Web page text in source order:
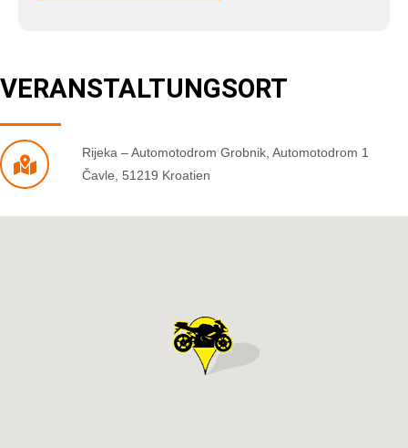
VERANSTALTUNGSORT
Rijeka – Automotodrom Grobnik, Automotodrom 1
Čavle
51219 Kroatien